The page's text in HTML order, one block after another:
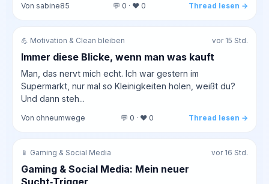
Von sabine85 💬 0 · ❤️ 0 Thread lesen →
💪 Motivation & Clean bleiben vor 15 Std.
Immer diese Blicke, wenn man was kauft
Man, das nervt mich echt. Ich war gestern im
Supermarkt, nur mal so Kleinigkeiten holen, weißt du?
Und dann steh...
Von ohneumwege 💬 0 · ❤️ 0 Thread lesen →
📱 Gaming & Social Media vor 16 Std.
Gaming & Social Media: Mein neuer
Sucht‑Trigger